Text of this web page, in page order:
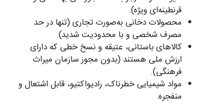
قرنطینه‌ای ویژه).
محصولات دخانی به‌صورت تجاری (تنها در حد
مصرف شخصی و با محدودیت شدید).
کالاهای باستانی، عتیقه و نسخ خطی که دارای
ارزش ملی هستند (بدون مجوز سازمان میراث
فرهنگی).
مواد شیمیایی خطرناک، رادیواکتیو، قابل اشتعال و
منفجره.